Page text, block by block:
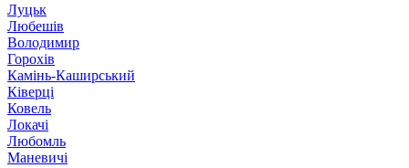
Луцьк
Любешів
Володимир
Горохів
Камінь-Каширський
Ківерці
Ковель
Локачі
Любомль
Маневичі